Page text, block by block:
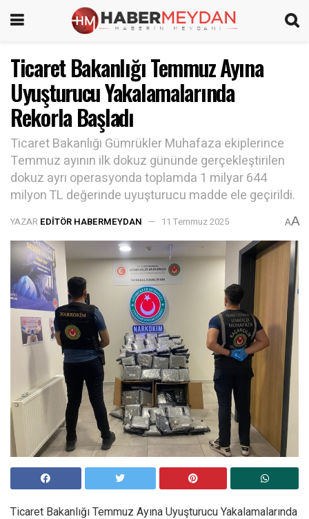
Ticaret Bakanlığı Temmuz Ayına
Uyuşturucu Yakalamalarında
Rekorla Başladı
Ticaret Bakanlığı Gümrükler Muhafaza ekiplerince
Temmuz ayının ilk dokuz gününde gerçekleştirilen
dokuz ayrı operasyonda toplamda 1 milyar 644
milyon TL değerinde uyuşturucu madde ele geçirildi.
YAZAR EDITÖR HABERMEYDAN 11 Temmuz 2025 AA
Ticaret Bakanlığı Temmuz Ayına Uyuşturucu Yakalamalarında